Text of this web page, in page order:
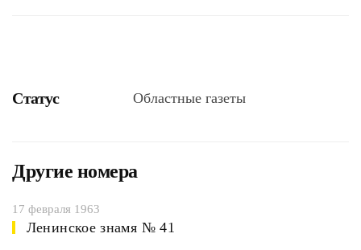
Статус Областные газеты
Другие номера
17 февраля 1963
Ленинское знамя № 41